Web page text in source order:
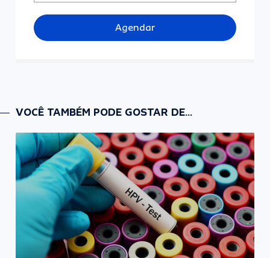
Agendar
VOCÊ TAMBÉM PODE GOSTAR DE...